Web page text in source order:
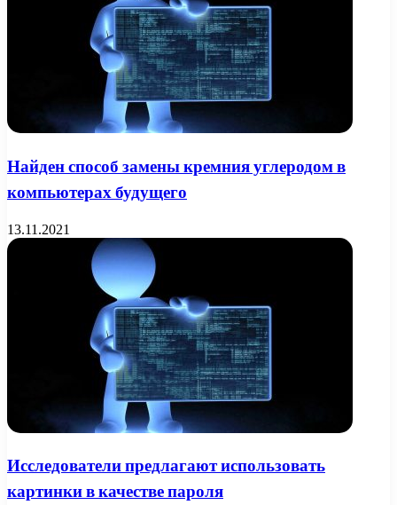
Найден способ замены кремния углеродом в
компьютерах будущего
13.11.2021
Исследователи предлагают использовать
картинки в качестве пароля